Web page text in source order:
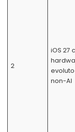
2
iOS 27
evoluto
non-AI